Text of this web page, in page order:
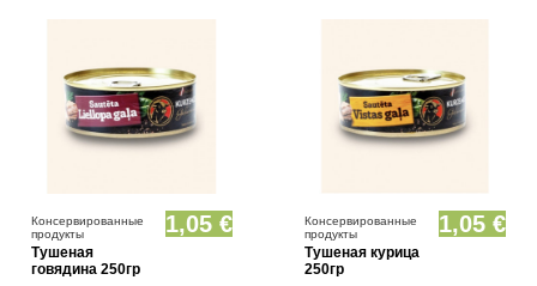
Консервированные
продукты
Тушеная
говядина 250гр
1,05 €
Консервированные
продукты
Тушеная курица
250гр
1,05 €